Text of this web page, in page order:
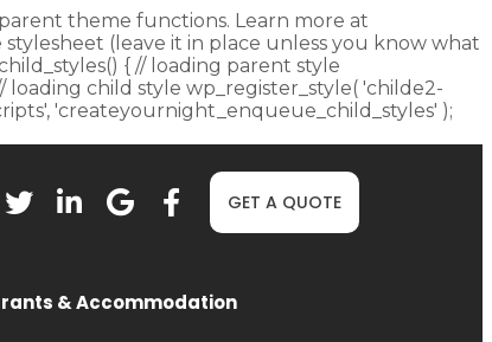
theme functions. Learn more at
(leave it in place unless you know what
{ // loading parent style
loading child style wp_register_style( 'childe2-
'createyournight_enqueue_child_styles' );
GET A QUOTE
& Accommodation